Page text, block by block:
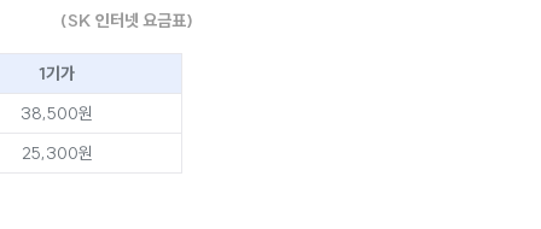
(SK 인터넷 요금표)
1기가
38,500원
25,300원